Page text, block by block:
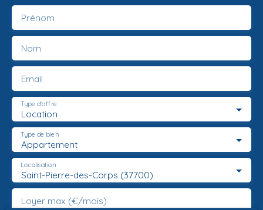
Prénom
Nom
Email
Location
Type d'offre
Appartement
Type de bien
Saint-Pierre-des-Corps (37700)
Localisation
Loyer max (€/mois)